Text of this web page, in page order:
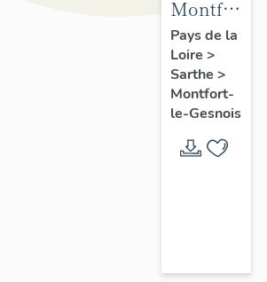
Montfort-
le-
Gesnois
:
présentation
du
bourg
Pays de la
Loire >
Sarthe >
Montfort-
le-Gesnois